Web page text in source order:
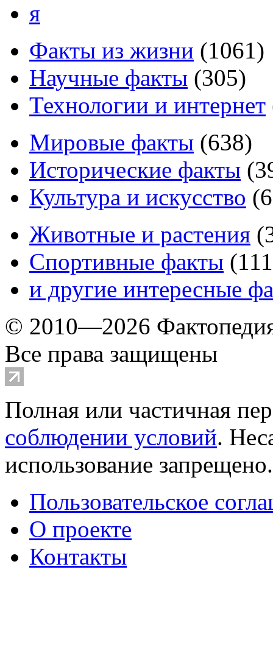
я
Факты из жизни (1061)
Научные факты (305)
Технологии и интернет
Мировые факты (638)
Исторические факты (
Культура и искусство (
Животные и растения (
Спортивные факты (111
и другие интересные
© 2010—2026
Все права защищены
Полная или частичная
соблюдении условий.
использование
Пользовательское
О проекте
Контакты